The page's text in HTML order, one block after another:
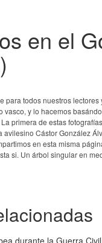
en el
para todos nuestros
y lo hacemos
primera de estas
avilesino Cástor González
en esta misma
si. Un árbol singular en